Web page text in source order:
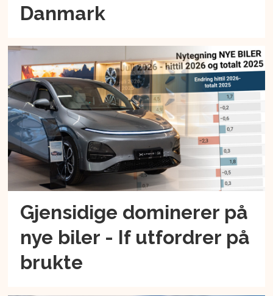
Danmark
Gjensidige dominerer på
nye biler - If utfordrer på
brukte